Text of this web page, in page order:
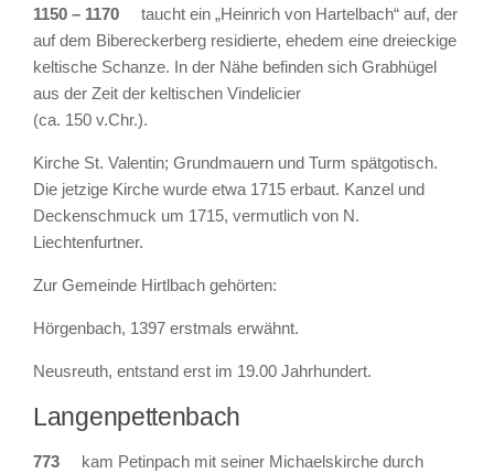
1150 – 1170 taucht ein „Heinrich von Hartelbach“ auf, der
auf dem Bibereckerberg residierte, ehedem eine dreieckige
keltische Schanze. In der Nähe befinden sich Grabhügel
aus der Zeit der keltischen Vindelicier
(ca. 150 v.Chr.).
Kirche St. Valentin; Grundmauern und Turm spätgotisch.
Die jetzige Kirche wurde etwa 1715 erbaut. Kanzel und
Deckenschmuck um 1715, vermutlich von N.
Liechtenfurtner.
Zur Gemeinde Hirtlbach gehörten:
Hörgenbach, 1397 erstmals erwähnt.
Neusreuth, entstand erst im 19.00 Jahrhundert.
Langenpettenbach
773 kam Petinpach mit seiner Michaelskirche durch